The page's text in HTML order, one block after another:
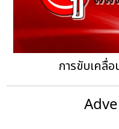
การขับเคลื่